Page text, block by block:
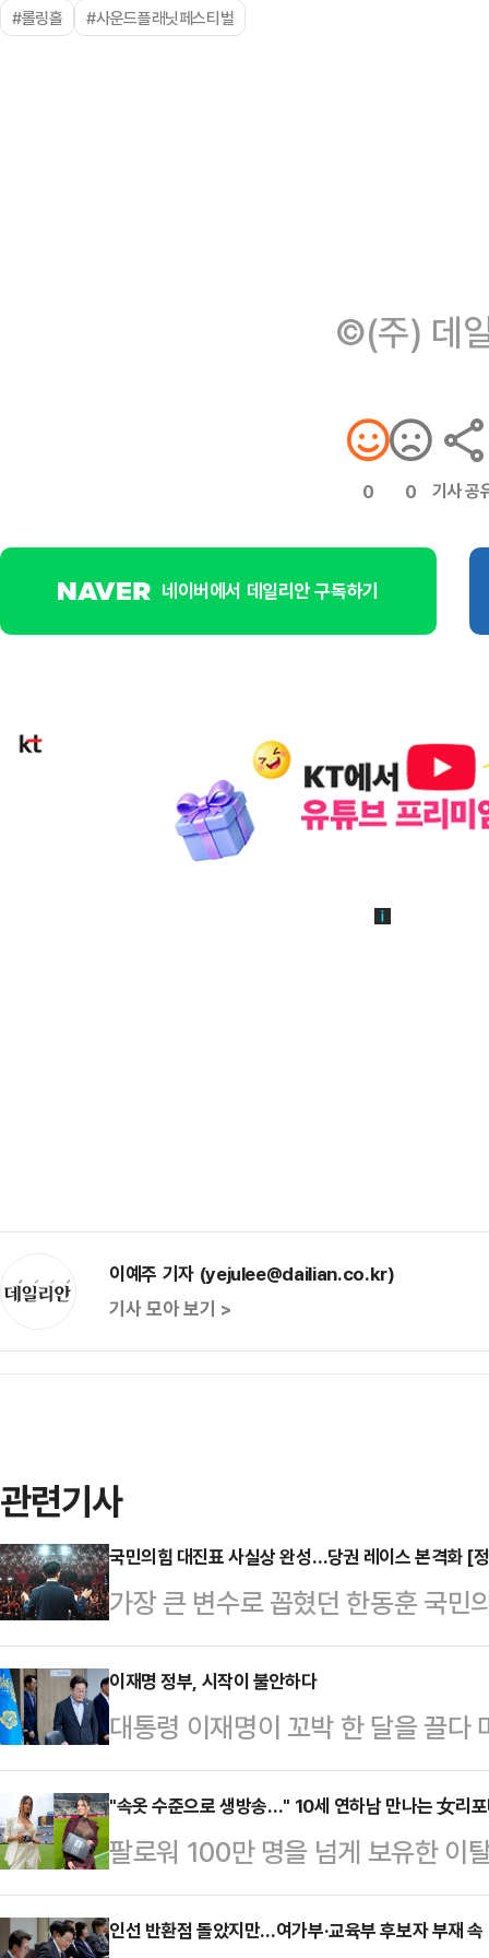
#롤링홀 #사운드플래닛페스티벌
©(주) 데
0 0 기사 공
네이버에서 데일리안 구독하기
이예주 기자 (yejulee@dailian.co.kr)
기사 모아 보기 >
관련기사
국민의힘 대진표 사실상 완성…당권 레이스 본격화 [
가장 큰 변수로 꼽혔던 한동훈 국민
전당대회 대진표의 윤곽이 한층 뚜
터 시작되지만 핵심 인사의 깜짝 출
세하다.이 가운데 한국사 강사 출신
바 '친길(친전한길)'의 김문수·장동
철수·조경태 후보, 그리고 양측의
략으로 본격적인 표심 공략에 나설
문수·장동혁 …
이재명 정부, 시작이 불안하다
대통령 이재명이 꼬박 한 달을 끌다
카드 폐기는 사실은 아주 쉬운 결정
가사도우미나 배달원에게 행한 사
실의 가족이자 입법 작업 동료들을
를 요구했고, 자기가 부임하기로 된
원 해결을 압박하며 폭언과 예산
"속옷 수준으로 생방송…" 10세 연하남 만나는 女리
팔로워 100만 명을 넘게 보유한 이
나의 과한 노출 의상이 화제의 중
에 따르면 엘레오노라 인카르도나
인선 반환점 돌았지만…여가부·교육부 후보자 부재